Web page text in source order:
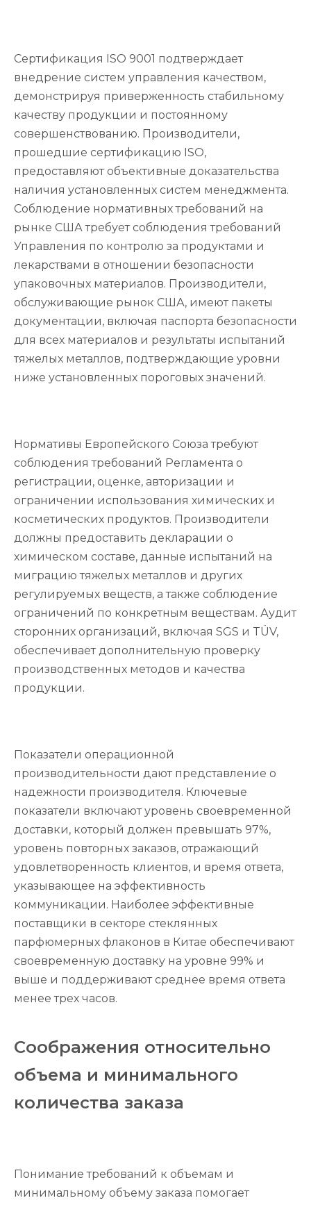
Сертификация ISO 9001 подтверждает
внедрение систем управления качеством,
демонстрируя приверженность стабильному
качеству продукции и постоянному
совершенствованию. Производители,
прошедшие сертификацию ISO,
предоставляют объективные доказательства
наличия установленных систем менеджмента.
Соблюдение нормативных требований на
рынке США требует соблюдения требований
Управления по контролю за продуктами и
лекарствами в отношении безопасности
упаковочных материалов. Производители,
обслуживающие рынок США, имеют пакеты
документации, включая паспорта безопасности
для всех материалов и результаты испытаний
тяжелых металлов, подтверждающие уровни
ниже установленных пороговых значений.
Нормативы Европейского Союза требуют
соблюдения требований Регламента о
регистрации, оценке, авторизации и
ограничении использования химических и
косметических продуктов. Производители
должны предоставить декларации о
химическом составе, данные испытаний на
миграцию тяжелых металлов и других
регулируемых веществ, а также соблюдение
ограничений по конкретным веществам. Аудит
сторонних организаций, включая SGS и TÜV,
обеспечивает дополнительную проверку
производственных методов и качества
продукции.
Показатели операционной
производительности дают представление о
надежности производителя. Ключевые
показатели включают уровень своевременной
доставки, который должен превышать 97%,
уровень повторных заказов, отражающий
удовлетворенность клиентов, и время ответа,
указывающее на эффективность
коммуникации. Наиболее эффективные
поставщики в секторе стеклянных
парфюмерных флаконов в Китае обеспечивают
своевременную доставку на уровне 99% и
выше и поддерживают среднее время ответа
менее трех часов.
Соображения относительно
объема и минимального
количества заказа
Понимание требований к объемам и
минимальному объему заказа помогает